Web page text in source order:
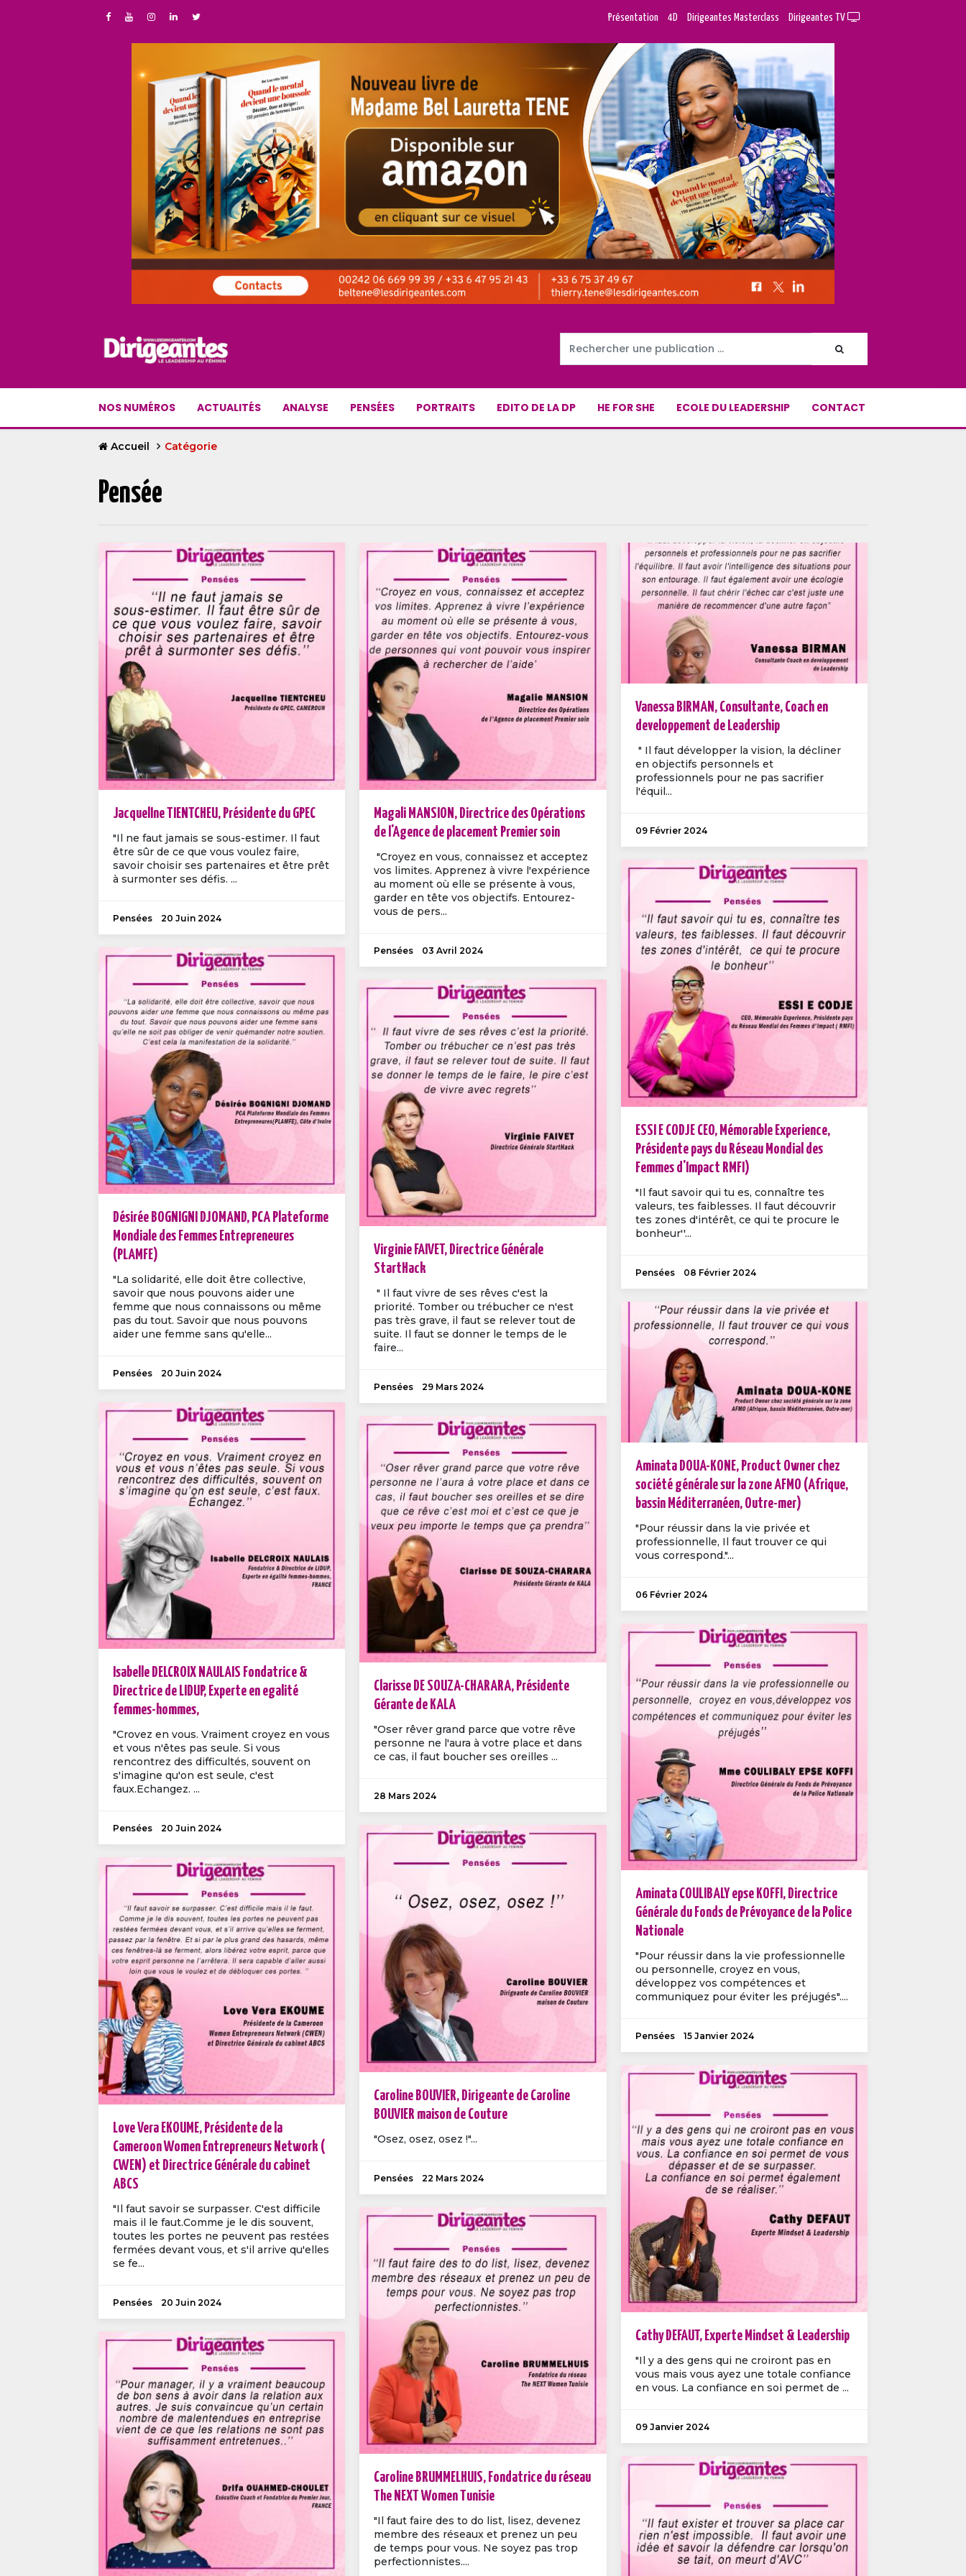
Présentation 4D Dirigeantes Masterclass Dirigeantes TV
NOS NUMÉROS ACTUALITÉS ANALYSE PENSÉES PORTRAITS EDITO DE LA DP HE FOR SHE ECOLE DU LEADERSHIP CONTACT
Accueil Catégorie
Pensée
JacquelIne TIENTCHEU, Présidente du GPEC
"Il ne faut jamais se sous-estimer. Il faut
être sûr de ce que vous voulez faire,
savoir choisir ses partenaires et être prêt
à surmonter ses défis. ...
Pensées 20 Juin 2024
Désirée BOGNIGNI DJOMAND, PCA Plateforme
Mondiale des Femmes Entrepreneures
(PLAMFE)
"La solidarité, elle doit être collective,
savoir que nous pouvons aider une
femme que nous connaissons ou même
pas du tout. Savoir que nous pouvons
aider une femme sans qu'elle...
Pensées 20 Juin 2024
Isabelle DELCROIX NAULAIS Fondatrice &
Directrice de LIDUP, Experte en egalité
femmes-hommes,
"Crovez en vous. Vraiment croyez en vous
et vous n'êtes pas seule. Si vous
rencontrez des difficultés, souvent on
s'imagine qu'on est seule, c'est
faux.Echangez. ...
Pensées 20 Juin 2024
Love Vera EKOUME, Présidente de la
Cameroon Women Entrepreneurs Network (
CWEN) et Directrice Générale du cabinet
ABCS
"Il faut savoir se surpasser. C'est difficile
mais il le faut.Comme je le dis souvent,
toutes les portes ne peuvent pas restées
fermées devant vous, et s'il arrive qu'elles
se fe...
Pensées 20 Juin 2024
Magali MANSION, Directrice des Opérations
de l'Agence de placement Premier soin
"Croyez en vous, connaissez et acceptez
vos limites. Apprenez à vivre l'expérience
au moment où elle se présente à vous,
garder en tête vos objectifs. Entourez-
vous de pers...
Pensées 03 Avril 2024
Virginie FAIVET, Directrice Générale
StartHack
" Il faut vivre de ses rêves c'est la
priorité. Tomber ou trébucher ce n'est
pas très grave, il faut se relever tout de
suite. Il faut se donner le temps de le
faire...
Pensées 29 Mars 2024
Clarisse DE SOUZA-CHARARA, Présidente
Gérante de KALA
"Oser rêver grand parce que votre rêve
personne ne l'aura à votre place et dans
ce cas, il faut boucher ses oreilles ...
28 Mars 2024
Caroline BOUVIER, Dirigeante de Caroline
BOUVIER maison de Couture
"Osez, osez, osez !"...
Pensées 22 Mars 2024
Caroline BRUMMELHUIS, Fondatrice du réseau
The NEXT Women Tunisie
"Il faut faire des to do list, lisez, devenez
membre des réseaux et prenez un peu
de temps pour vous. Ne soyez pas trop
perfectionnistes....
Vanessa BIRMAN, Consultante, Coach en
developpement de Leadership
" Il faut développer la vision, la décliner
en objectifs personnels et
professionnels pour ne pas sacrifier
l'équil...
09 Février 2024
ESSI E CODJE CEO, Mémorable Experience,
Présidente pays du Réseau Mondial des
Femmes d'Impact RMFI)
"Il faut savoir qui tu es, connaître tes
valeurs, tes faiblesses. Il faut découvrir
tes zones d'intérêt, ce qui te procure le
bonheur''...
Pensées 08 Février 2024
Aminata DOUA-KONE, Product Owner chez
société générale sur la zone AFMO (Afrique,
bassin Méditerranéen, Outre-mer)
"Pour réussir dans la vie privée et
professionnelle, Il faut trouver ce qui
vous correspond."...
06 Février 2024
Aminata COULIBALY epse KOFFI, Directrice
Générale du Fonds de Prévoyance de la Police
Nationale
"Pour réussir dans la vie professionnelle
ou personnelle, croyez en vous,
développez vos compétences et
communiquez pour éviter les préjugés"....
Pensées 15 Janvier 2024
Cathy DEFAUT, Experte Mindset & Leadership
"Il y a des gens qui ne croiront pas en
vous mais vous ayez une totale confiance
en vous. La confiance en soi permet de ...
09 Janvier 2024